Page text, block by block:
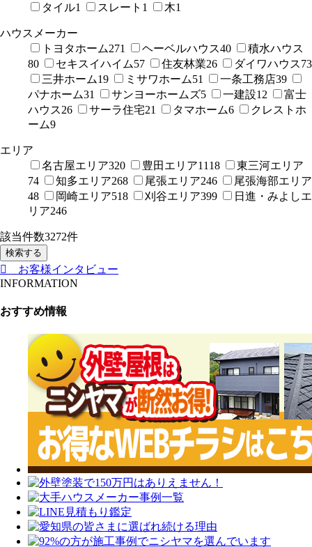
タイル1 スレート 1 木1
ハウスメーカー
トヨタホーム271 ヘーベルハウス40
積水ハウス
80
セキスイハイム57 住友林業26 ダイワハウス73
三井ホーム19 ミサワホーム51 一条工務店39
パナホーム31 サンヨーホームズ5 一建設12
富士
ハウス26 サーラ住宅21 タマホーム6
クレストホ
ーム9
エリア
名古屋エリア320 豊田エリア1118
東三河エリア
74
知多エリア268 尾張エリア246
尾張海部エリア
48
岡崎エリア518 刈谷エリア399
日進・みよしエ
リア246
該当件数3272件
検索する
お客様インタビュー
INFORMATION
おすすめ情報